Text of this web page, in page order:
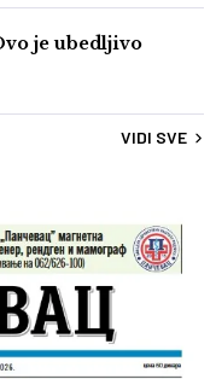
je ubedljivo
VIDI SVE